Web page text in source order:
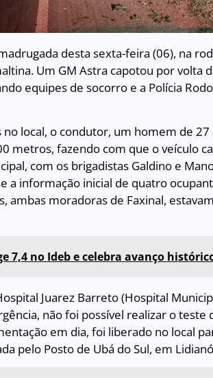
desta sexta-feira (06), na
Um GM Astra capotou por volta
equipes de socorro e a Polícia
local, o condutor, um homem de 27
metros, fazendo com que o veículo
com os brigadistas Galdino e
a informação inicial de quatro
ambas moradoras de Faxinal,
7,4 no Ideb e celebra avanço
Juarez Barreto (Hospital
não foi possível realizar o
em dia, foi liberado no local
pelo Posto de Ubá do Sul, em